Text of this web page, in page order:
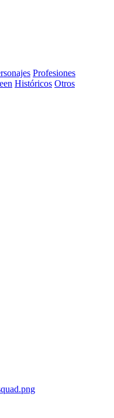
Profesiones
Históricos Otros